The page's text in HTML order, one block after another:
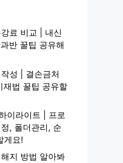
료 비교 | 내신
반 꿀팁 공유해
성 | 결손금처
재법 꿀팁 공유할
이라이트 | 프로
, 폴더관리, 순
게요!
지 방법 알아봐